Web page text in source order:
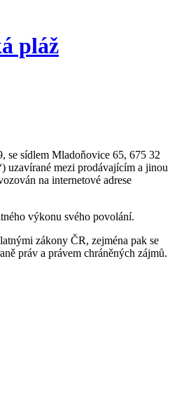
pláž
se sídlem Mladoňovice 65, 675 32
uzavírané mezi prodávajícím a jinou
na internetové adrese
výkonu svého povolání.
zákony ČR, zejména pak se
práv a právem chráněných zájmů.